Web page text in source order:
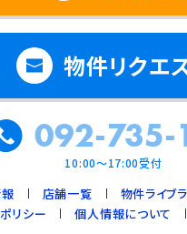
物件リクエ
092-735-
10:00～17:00受付
店舗一覧
物件ライブ
リシー
個人情報について